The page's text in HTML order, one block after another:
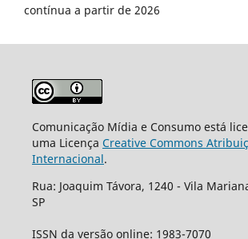
contínua a partir de 2026
Comunicação Mídia e Consumo está
uma Licença Creative Commons
Internacional.
Rua: Joaquim Távora, 1240 - Vila
SP
ISSN da versão online: 1983-7070